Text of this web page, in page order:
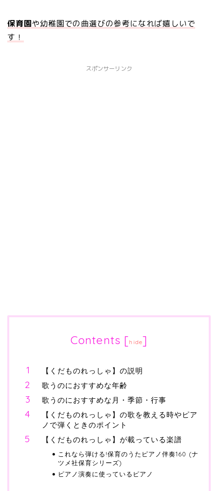
保育園や幼稚園での曲選びの参考になれば嬉しいで
す！
スポンサーリンク
Contents [hide]
【くだものれっしゃ】の説明
歌うのにおすすめな年齢
歌うのにおすすめな月・季節・行事
【くだものれっしゃ】の歌を教える時やピア
ノで弾くときのポイント
【くだものれっしゃ】が載っている楽譜
これなら弾ける!保育のうたピアノ伴奏160 (ナ
ツメ社保育シリーズ)
ピアノ演奏に使っているピアノ